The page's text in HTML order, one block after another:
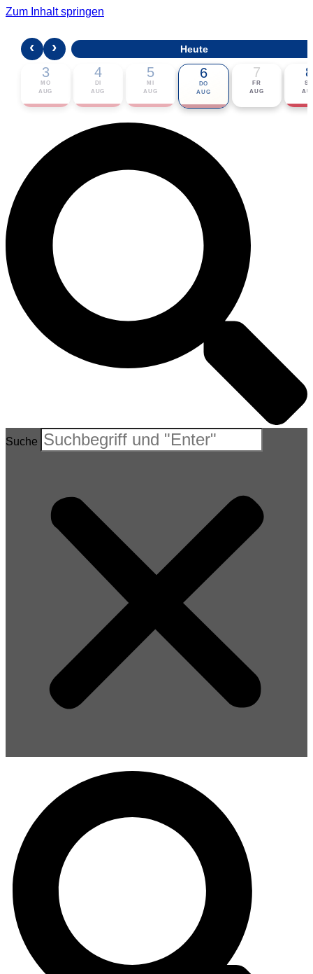
Zum Inhalt springen
🎟 Karten bestellen
‹ › Heute
3
MO
AUG
4
DI
AUG
5
MI
AUG
6
DO
AUG
7
FR
AUG
8
SA
Suche